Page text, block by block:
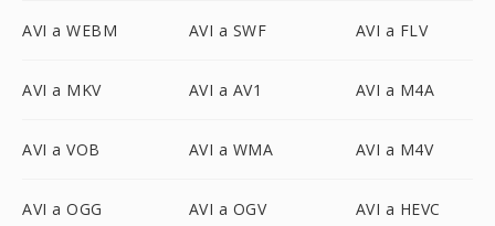
AVI a WEBM AVI a SWF AVI a FLV
AVI a MKV AVI a AV1 AVI a M4A
AVI a VOB AVI a WMA AVI a M4V
AVI a OGG AVI a OGV AVI a HEVC